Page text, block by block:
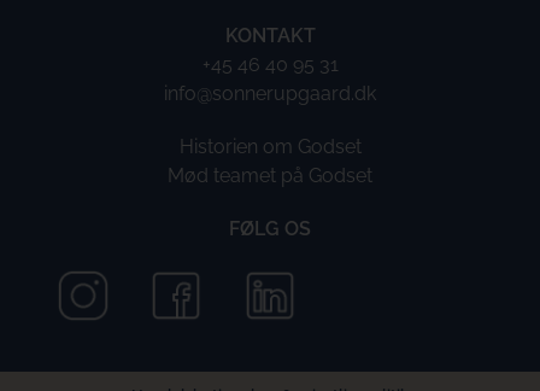
KONTAKT
+45 46 40 95 31
info@sonnerupgaard.dk
Historien om Godset
Mød teamet på Godset
FØLG OS